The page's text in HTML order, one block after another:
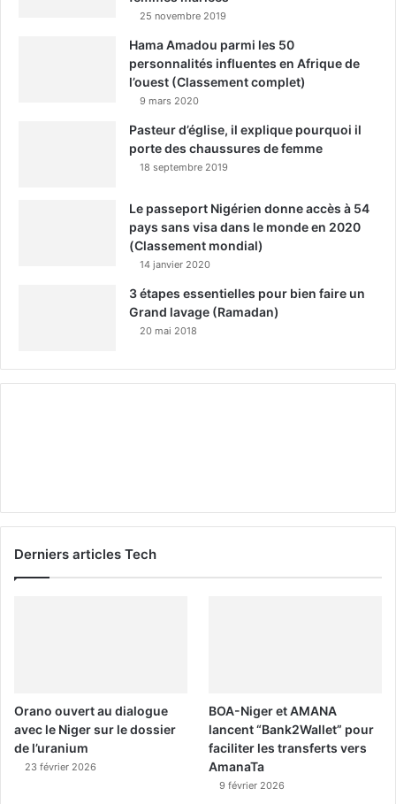
25 novembre 2019
Hama Amadou parmi les 50
personnalités influentes en Afrique de
l’ouest (Classement complet)
9 mars 2020
Pasteur d’église, il explique pourquoi il
porte des chaussures de femme
18 septembre 2019
Le passeport Nigérien donne accès à 54
pays sans visa dans le monde en 2020
(Classement mondial)
14 janvier 2020
3 étapes essentielles pour bien faire un
Grand lavage (Ramadan)
20 mai 2018
Derniers articles Tech
Orano ouvert au dialogue
avec le Niger sur le dossier
de l’uranium
23 février 2026
BOA-Niger et AMANA
lancent “Bank2Wallet” pour
faciliter les transferts vers
AmanaTa
9 février 2026